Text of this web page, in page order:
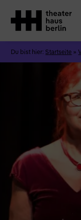
Du bist hier: Startseite »